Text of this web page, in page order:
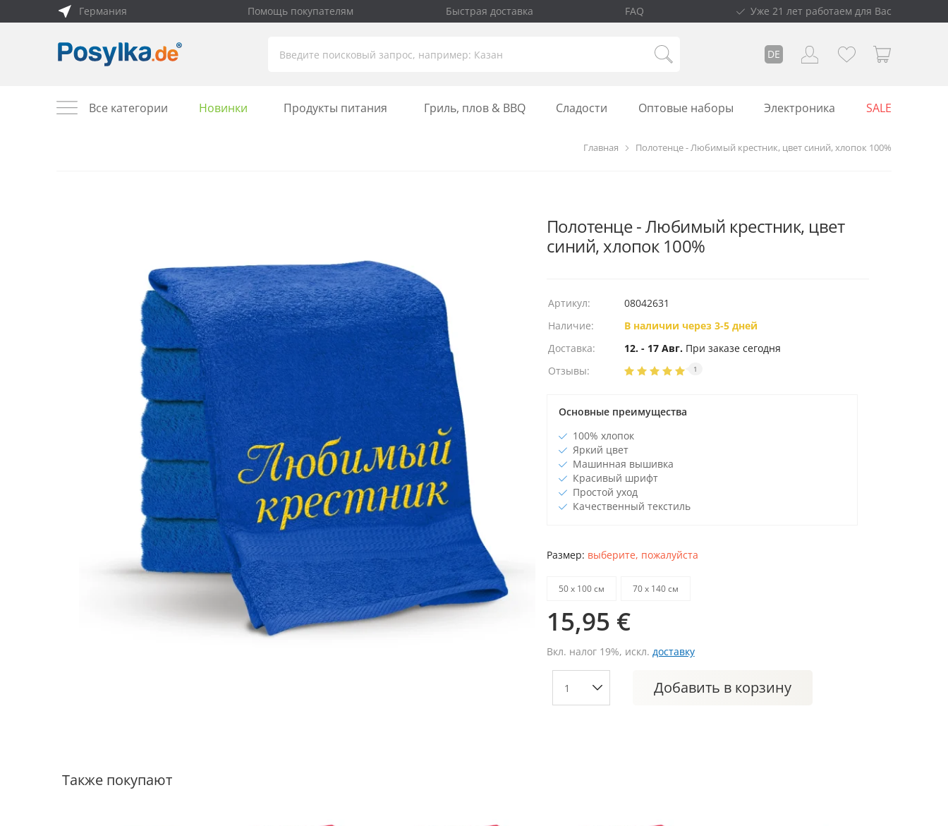
Германия Помощь покупателям Быстрая доставка FAQ Уже 21 лет работаем для Вас
DE
Все категории Новинки Продукты питания Гриль, плов & BBQ Сладости Оптовые наборы Электроника SALE
Главная Полотенце - Любимый крестник, цвет синий, хлопок 100%
Полотенце - Любимый крестник, цвет
синий, хлопок 100%
Артикул:
08042631
Наличие:
В наличии через 3-5 дней
Доставка:
12. - 17 Авг. При заказе сегодня
Отзывы:
1
Основные преимущества
100% хлопок
Яркий цвет
Машинная вышивка
Красивый шрифт
Простой уход
Качественный текстиль
Размер: выберите, пожалуйста
50 х 100 см 70 х 140 см
15,95 €
Вкл. налог 19%, искл. доставку
Добавить в корзину
Также покупают